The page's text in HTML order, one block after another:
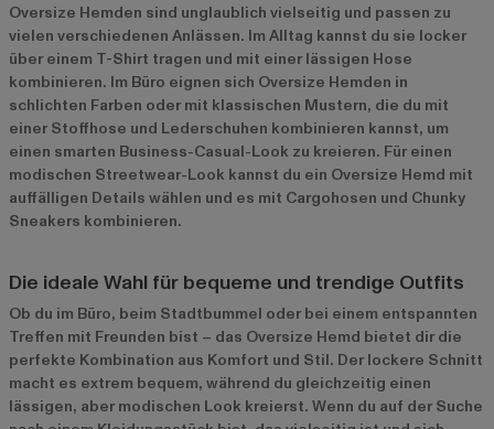
Oversize Hemden sind unglaublich vielseitig und passen zu
vielen verschiedenen Anlässen. Im Alltag kannst du sie locker
über einem T-Shirt tragen und mit einer lässigen Hose
kombinieren. Im Büro eignen sich Oversize Hemden in
schlichten Farben oder mit klassischen Mustern, die du mit
einer Stoffhose und Lederschuhen kombinieren kannst, um
einen smarten Business-Casual-Look zu kreieren. Für einen
modischen Streetwear-Look kannst du ein Oversize Hemd mit
auffälligen Details wählen und es mit Cargohosen und Chunky
Sneakers kombinieren.
Die ideale Wahl für bequeme und trendige Outfits
Ob du im Büro, beim Stadtbummel oder bei einem entspannten
Treffen mit Freunden bist – das Oversize Hemd bietet dir die
perfekte Kombination aus Komfort und Stil. Der lockere Schnitt
macht es extrem bequem, während du gleichzeitig einen
lässigen, aber modischen Look kreierst. Wenn du auf der Suche